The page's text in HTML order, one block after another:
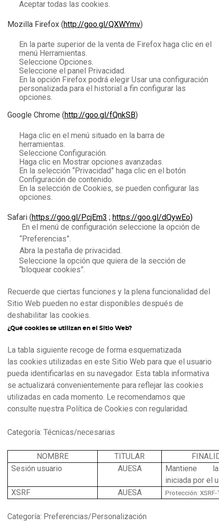
Aceptar todas las cookies.
Mozilla Firefox (http://goo.gl/QXWYmv)
En la parte superior de la venta de Firefox haga clic en el
menú Herramientas.
Seleccione Opciones.
Seleccione el panel Privacidad.
En la opción Firefox podrá elegir Usar una configuración
personalizada para el historial a fin configurar las
opciones.
Google Chrome (http://goo.gl/fQnkSB)
Haga clic en el menú situado en la barra de
herramientas.
Seleccione Configuración.
Haga clic en Mostrar opciones avanzadas.
En la selección “Privacidad” haga clic en el botón
Configuración de contenido.
En la selección de Cookies, se pueden configurar las
opciones.
Safari (https://goo.gl/PcjEm3 ; https://goo.gl/dQywEo)
En el menú de configuración seleccione la opción de
“Preferencias”.
Abra la pestaña de privacidad.
Seleccione la opción que quiera de la sección de
“bloquear cookies”.
Recuerde que ciertas funciones y la plena funcionalidad del
Sitio Web pueden no estar disponibles después de
deshabilitar las cookies.
¿Qué cookies se utilizan en el Sitio Web?
La tabla siguiente recoge de forma esquematizada
las cookies utilizadas en este Sitio Web para que el usuario
pueda identificarlas en su navegador. Esta tabla informativa
se actualizará convenientemente para reflejar las cookies
utilizadas en cada momento. Le recomendamos que
consulte nuestra Política de Cookies con regularidad.
Categoría: Técnicas/necesarias
NOMBRE TITULAR
Sesión usuario
AUESA
Mantiene
iniciada por el
XSRF
AUESA Protección: XSRF-
Categoría: Preferencias/Personalización